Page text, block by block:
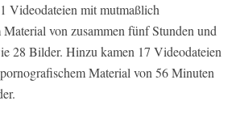
Videodateien mit mutmaßlich
von zusammen fünf Stunden und
28 Bilder. Hinzu kamen 17 Videodateien
Material von 56 Minuten